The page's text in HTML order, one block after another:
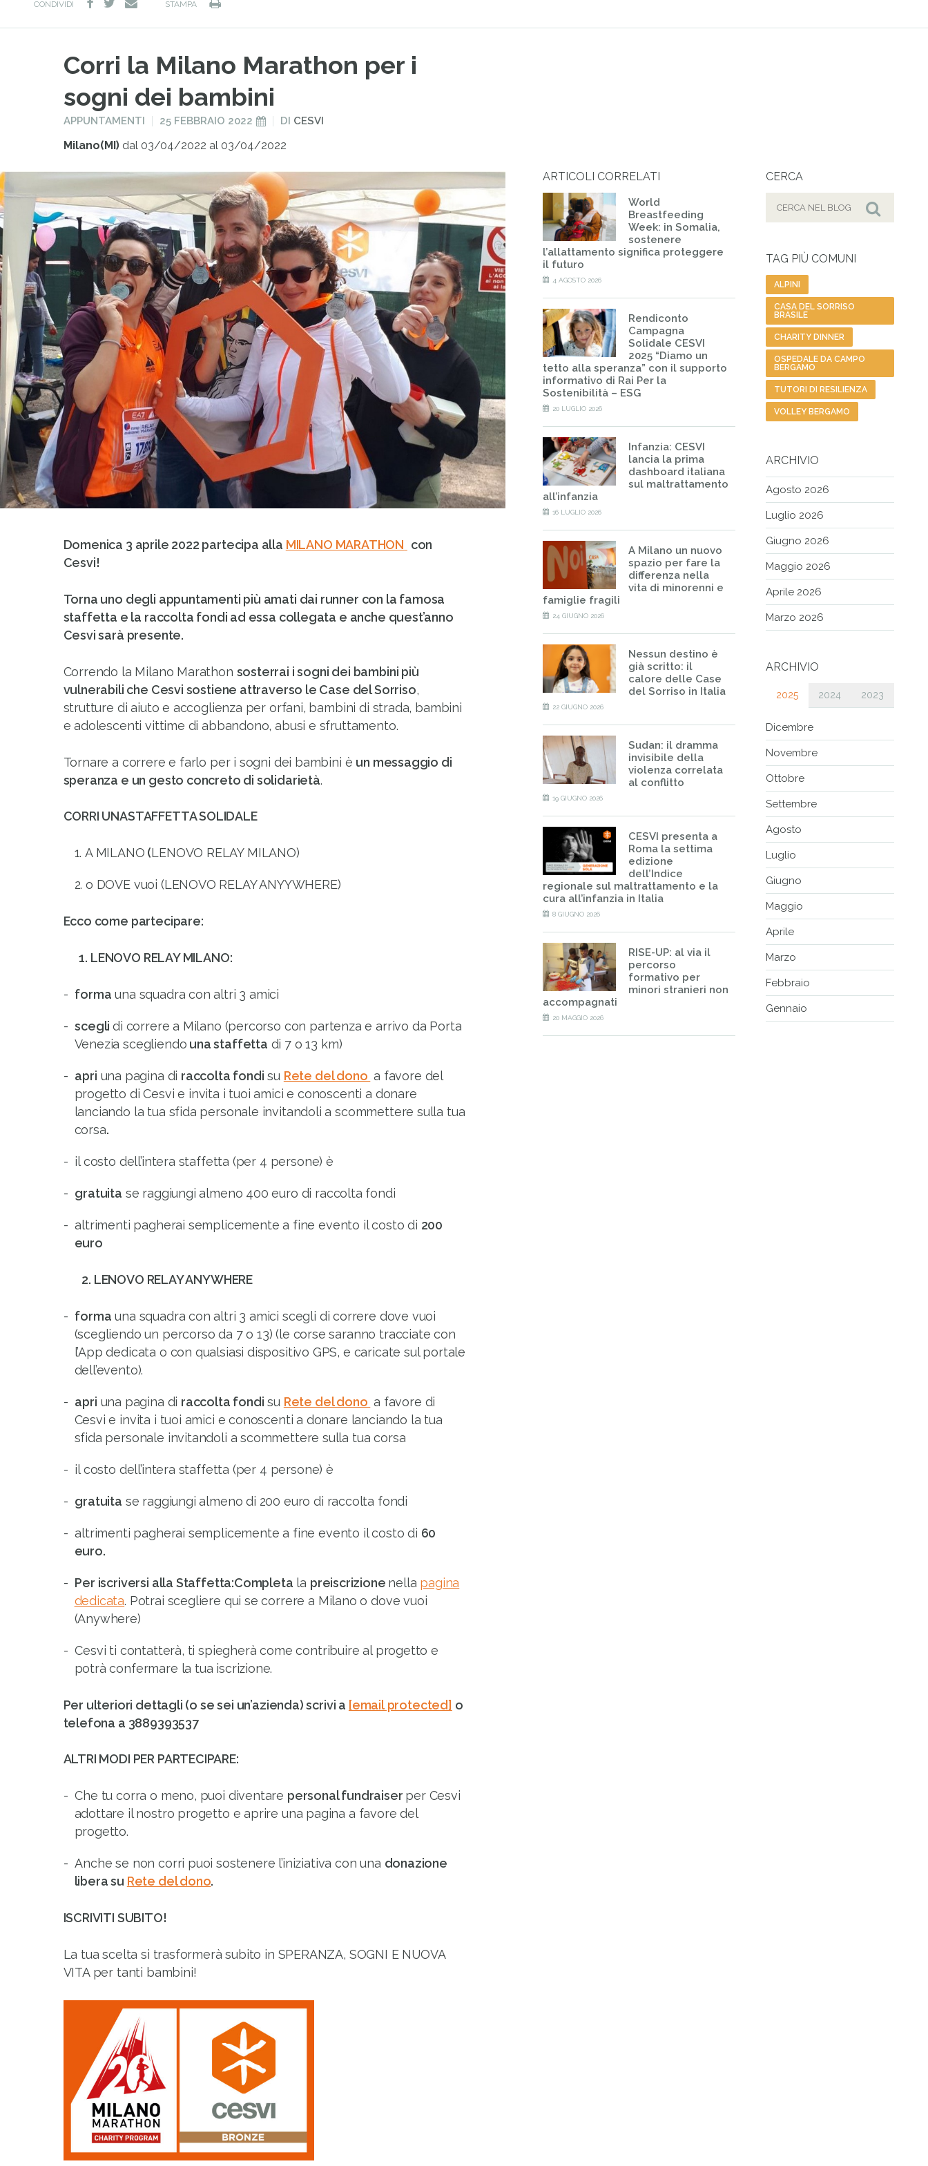
CONDIVIDI
e-
STAMPA
Corri la Milano Marathon per i
sogni dei bambini
PUBBLICATO
APPUNTAMENTI
PUBBLICATO
25 FEBBRAIO 2022 DI CESVI
Milano(MI)dal 03/04/2022 al 03/04/2022
Domenica 3 aprile 2022 partecipa alla MILANO MARATHON con
Cesvi!
Torna uno degli appuntamenti più amati dai runner con la famosa
staffetta e la raccolta fondi ad essa collegata e anche quest’anno
Cesvi sarà presente.
Correndo la Milano Marathon sosterrai i sogni dei bambini più
vulnerabili che Cesvi sostiene attraverso le Case del Sorriso,
strutture di aiuto e accoglienza per orfani, bambini di strada, bambini
e adolescenti vittime di abbandono, abusi e sfruttamento.
Tornare a correre e farlo per i sogni dei bambini è un messaggio di
speranza e un gesto concreto di solidarietà.
CORRI UNASTAFFETTA SOLIDALE
A MILANO (LENOVO RELAY MILANO)
o DOVE vuoi (LENOVO RELAY ANYYWHERE)
Ecco come partecipare:
1. LENOVO RELAY MILANO:
forma una squadra con altri 3 amici
sceglidi correre a Milano (percorso con partenza e arrivo da Porta
Venezia scegliendo una staffetta di 7 o 13 km)
apri una pagina di raccolta fondi su Rete del dono a favore del
progetto di Cesvi e invita i tuoi amici e conoscenti a donare
lanciando la tua sfida personale invitandoli a scommettere sulla tua
corsa.
il costo dell’intera staffetta (per 4 persone) è
gratuita se raggiungi almeno 400 euro di raccolta fondi
altrimenti pagherai semplicemente a fine evento il costo di 200
euro
2. LENOVO RELAY ANYWHERE
forma una squadra con altri 3 amici scegli di correre dove vuoi
(scegliendo un percorso da 7 o 13) (le corse saranno tracciate con
l’App dedicata o con qualsiasi dispositivo GPS, e caricate sul portale
dell’evento).
apri una pagina di raccolta fondi su Rete del dono a favore di
Cesvi e invita i tuoi amici e conoscenti a donare lanciando la tua
sfida personale invitandoli a scommettere sulla tua corsa
il costo dell’intera staffetta (per 4 persone) è
gratuita se raggiungi almeno di 200 euro di raccolta fondi
altrimenti pagherai semplicemente a fine evento il costo di 60
euro.
Per iscriversi alla Staffetta:Completa la preiscrizione nella pagina
dedicata. Potrai scegliere qui se correre a Milano o dove vuoi
(Anywhere)
Cesvi ti contatterà, ti spiegherà come contribuire al progetto e
potrà confermare la tua iscrizione.
Per ulteriori dettagli (o se sei un’azienda) scrivi a [email protected] o
telefona a 3889393537
ALTRI MODI PER PARTECIPARE:
Che tu corra o meno, puoi diventare personal fundraiser per Cesvi
adottare il nostro progetto e aprire una pagina a favore del
progetto.
Anche se non corri puoi sostenere l’iniziativa con una donazione
libera su Rete del dono.
ISCRIVITI SUBITO!
La tua scelta si trasformerà subito in SPERANZA, SOGNI E NUOVA
VITA per tanti bambini!
ARTICOLI CORRELATI
World
Breastfeeding
Week: in Somalia,
sostenere
l’allattamento significa proteggere
il futuro
4 AGOSTO 2026
Rendiconto
Campagna
Solidale CESVI
2025 “Diamo un
tetto alla speranza” con il supporto
informativo di Rai Per la
Sostenibilità – ESG
20 LUGLIO 2026
Infanzia: CESVI
lancia la prima
dashboard italiana
sul maltrattamento
all’infanzia
16 LUGLIO 2026
A Milano un nuovo
spazio per fare la
differenza nella
vita di minorenni e
famiglie fragili
24 GIUGNO 2026
Nessun destino è
già scritto: il
calore delle Case
del Sorriso in Italia
22 GIUGNO 2026
Sudan: il dramma
invisibile della
violenza correlata
al conflitto
19 GIUGNO 2026
CESVI presenta a
Roma la settima
edizione
dell’Indice
regionale sul maltrattamento e la
cura all’infanzia in Italia
8 GIUGNO 2026
RISE-UP: al via il
percorso
formativo per
minori stranieri non
accompagnati
20 MAGGIO 2026
CERCA
Cerca
TAG PIÙ COMUNI
ALPINI
CASA DEL SORRISO
BRASILE
CHARITY DINNER
OSPEDALE DA CAMPO
BERGAMO
TUTORI DI RESILIENZA
VOLLEY BERGAMO
ARCHIVIO
Agosto 2026
Luglio 2026
Giugno 2026
Maggio 2026
Aprile 2026
Marzo 2026
ARCHIVIO
2025 2024 2023
Dicembre
Novembre
Ottobre
Settembre
Agosto
Luglio
Giugno
Maggio
Aprile
Marzo
Febbraio
Gennaio